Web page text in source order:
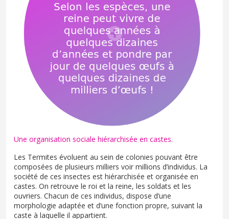
Une organisation sociale hiérarchisée en castes.
Les Termites évoluent au sein de colonies pouvant être
composées de plusieurs milliers voir millions d’individus. La
société de ces insectes est hiérarchisée et organisée en
castes. On retrouve le roi et la reine, les soldats et les
ouvriers. Chacun de ces individus, dispose d’une
morphologie adaptée et d’une fonction propre, suivant la
caste à laquelle il appartient.